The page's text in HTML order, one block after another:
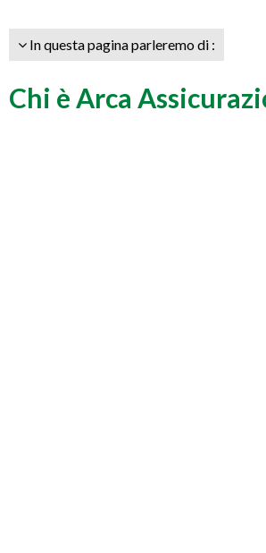
In questa pagina parleremo di :
Chi è Arca